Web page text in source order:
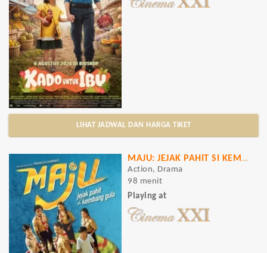
LIHAT JADWAL DAN HARGA TIKET
MAJU: JEJAK PAHIT SI KEMBANG GULA
Action, Drama
98 menit
Playing at